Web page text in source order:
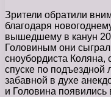
Зрители обратили
благодаря
вышедшему в канун
Головиным они
сноубордиста Коляна,
спуске по подъездной
забавной в духе
и Головина появились